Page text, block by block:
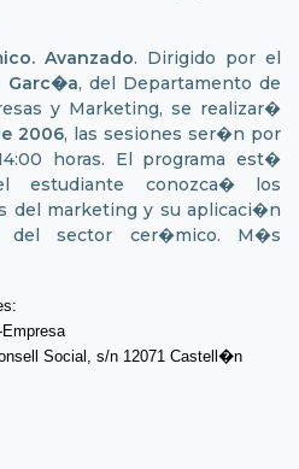
Avanzado. Dirigido por el
Garc�a, del Departamento de
y Marketing, se realizar�
2006, las sesiones ser�n por
horas. El programa est�
estudiante conozca� los
del marketing y su aplicaci�n
sector cer�mico. M�s
Social, s/n 12071 Castell�n